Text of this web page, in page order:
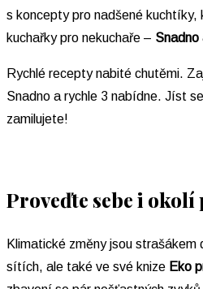
s koncepty pro nadšené
kuchařky pro nekuchaře – Snadno
Rychlé recepty nabité chutěmi.
Snadno a rychle 3 nabídne. Jíst
zamilujete!
Proveďte sebe i okolí
Klimatické změny jsou
sítích, ale také ve své knize Eko